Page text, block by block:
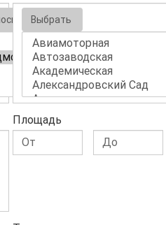
Выбрать
Площадь